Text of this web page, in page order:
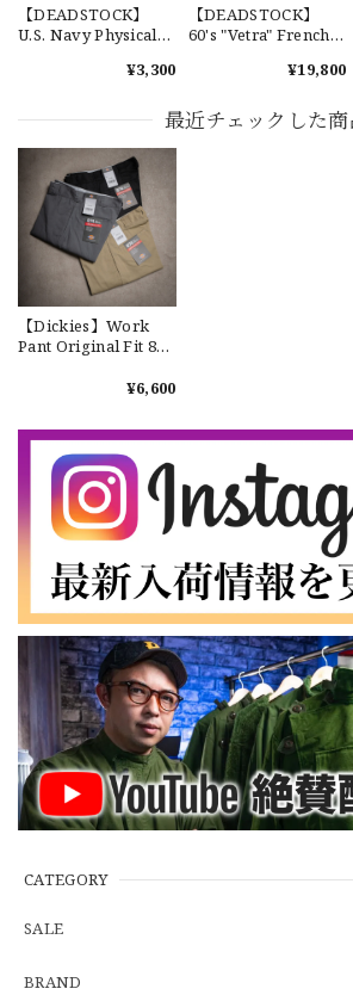
CATEGORY
SALE
BRAND
2026/07/17
2026/07/17
DSA
2026/07/16
なかなか見つからないこの色味が本当に
うございました！
2026/07/14
３.1947 New York Cubans
2026/07/01
2026/06/29
【DEADSTOCK】
U.S. Navy Physical
アメリカ海軍 トレー
¥3,300
【DEADSTOCK】
60's "Vetra" French
フレンチワークパン
少 NO.44
¥19,800
最近チェックした商
【Dickies】Work
Pant Original Fit 874
リジナルフィット ワ
¥6,600